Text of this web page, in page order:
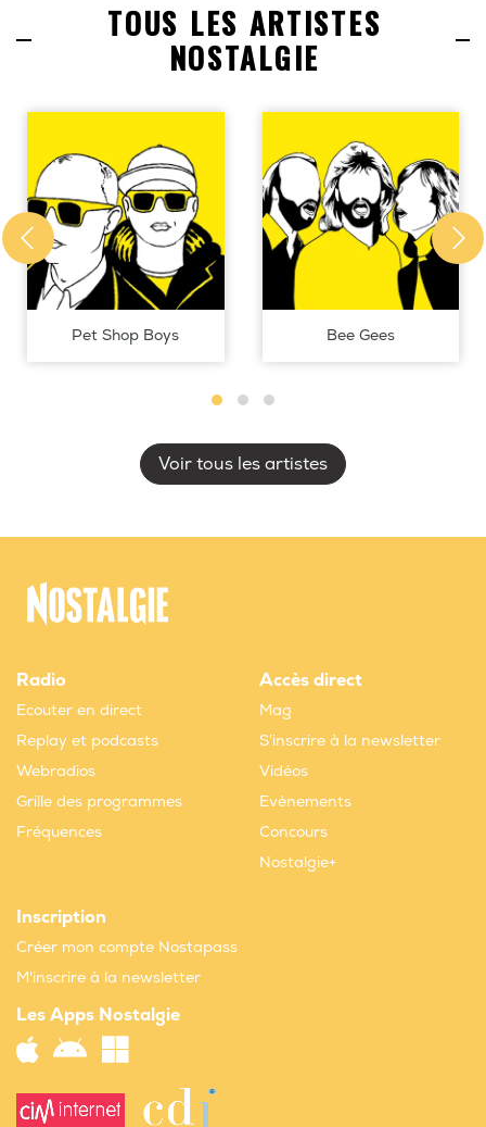
TOUS LES ARTISTES
NOSTALGIE
Pet Shop Boys Bee Gees
Voir tous les artistes
Radio
Ecouter en direct
Replay et podcasts
Webradios
Grille des programmes
Fréquences
Accès direct
Mag
S'inscrire à la newsletter
Vidéos
Evènements
Concours
Nostalgie+
Inscription
Créer mon compte Nostapass
M'inscrire à la newsletter
Les Apps Nostalgie